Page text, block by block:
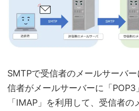
SMTPで受信者のメールサーバ
信者がメールサーバーに「POP3
「IMAP」を利用して、受信者の